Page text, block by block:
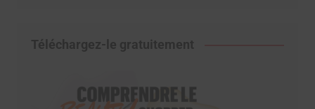
Téléchargez-le gratuitement